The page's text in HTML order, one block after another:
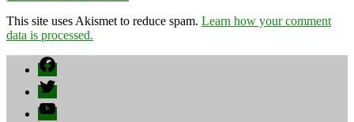
This site uses Akismet to reduce spam. Learn how your comment
data is processed.
Facebook
Twitter
YouTube